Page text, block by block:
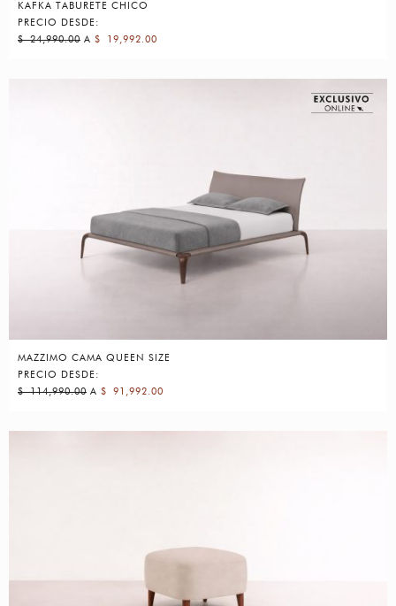
KAFKA TABURETE CHICO
PRECIO DESDE:
$24,990.00 A $ 19,992.00
MAZZIMO CAMA QUEEN SIZE
PRECIO DESDE:
$114,990.00 A $ 91,992.00